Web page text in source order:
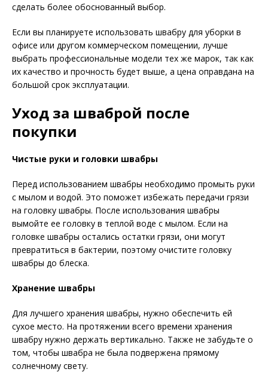
сделать более обоснованный выбор.
Если вы планируете использовать швабру для уборки в
офисе или другом коммерческом помещении, лучше
выбрать профессиональные модели тех же марок, так как
их качество и прочность будет выше, а цена оправдана на
большой срок эксплуатации.
Уход за шваброй после
покупки
Чистые руки и головки швабры
Перед использованием швабры необходимо промыть руки
с мылом и водой. Это поможет избежать передачи грязи
на головку швабры. После использования швабры
вымойте ее головку в теплой воде с мылом. Если на
головке швабры остались остатки грязи, они могут
превратиться в бактерии, поэтому очистите головку
швабры до блеска.
Хранение швабры
Для лучшего хранения швабры, нужно обеспечить ей
сухое место. На протяжении всего времени хранения
швабру нужно держать вертикально. Также не забудьте о
том, чтобы швабра не была подвержена прямому
солнечному свету.